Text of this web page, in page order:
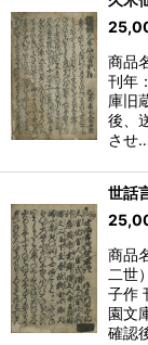
商品
刊年
庫旧
後、
させ
世話
商品
二世
子作
園文
確認